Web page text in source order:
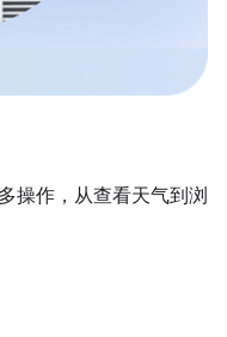
操作，从查看天气到浏